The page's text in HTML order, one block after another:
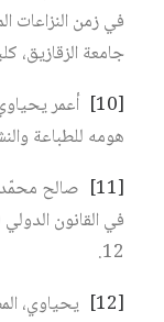
في زمن النزاعات
جامعة الزقازيق، كلية
[10]
أعمر
هومه للطباعة والنشر
[11]
صالح محمّد
12.
[12]
يحياوي،